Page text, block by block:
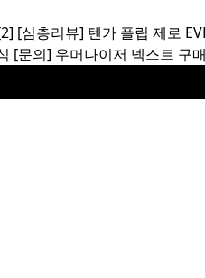
[심층리뷰] 텐가 플립 제로
[문의] 우머나이저 넥스트 구